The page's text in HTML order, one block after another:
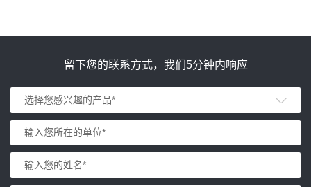
留下您的联系方式，我们5分钟内响应